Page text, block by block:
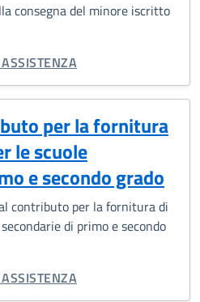
consegna del minore iscritto
per la fornitura
le scuole
e secondo grado
contributo per la fornitura di
di primo e secondo